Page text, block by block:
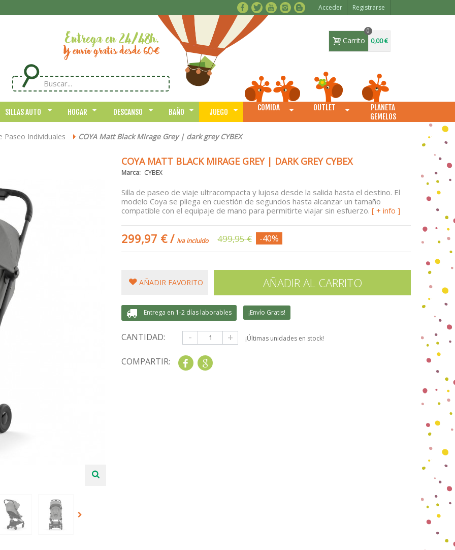
Acceder Registrarse
Carrito
0
0,00 €
SILLAS AUTO HOGAR DESCANSO BAÑO JUEGO COMIDA OUTLET
PLANETA
GEMELOS
Paseo Individuales > COYA Matt Black Mirage Grey | dark grey CYBEX
COYA MATT BLACK MIRAGE GREY | DARK GREY CYBEX
Marca: CYBEX
Silla de paseo de viaje ultracompacta y lujosa desde la salida hasta el destino. El
modelo Coya se pliega en cuestión de segundos hasta alcanzar un tamaño
compatible con el equipaje de mano para permitirte viajar sin esfuerzo. [ + info ]
299,97 €/ iva incluido 499,95 € -40%
AÑADIR FAVORITO AÑADIR AL CARRITO
Entrega en 1-2 días laborables ¡Envío Gratis!
CANTIDAD: - + ¡Últimas unidades en stock!
COMPARTIR: Share